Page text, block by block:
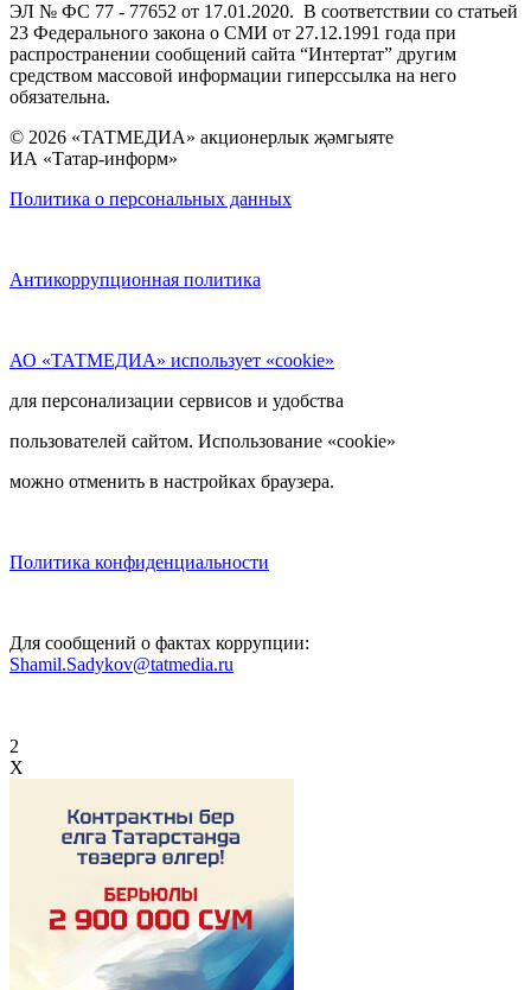
ЭЛ № ФС 77 - 77652 от 17.01.2020. В соответствии со статьей
23 Федерального закона о СМИ от 27.12.1991 года при
распространении сообщений сайта “Интертат” другим
средством массовой информации гиперссылка на него
обязательна.
© 2026 «ТАТМЕДИА» акционерлык җәмгыяте
ИА «Татар-информ»
Политика о персональных данных
Антикоррупционная политика
АО «ТАТМЕДИА» использует «cookie»
для персонализации сервисов и удобства
пользователей сайтом. Использование «cookie»
можно отменить в настройках браузера.
Политика конфиденциальности
Для сообщений о фактах коррупции:
Shamil.Sadykov@tatmedia.ru
2
X